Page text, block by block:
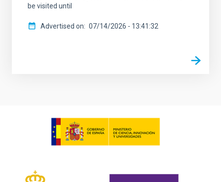
be visited until
Advertised on 07/14/2026 - 13:41:32